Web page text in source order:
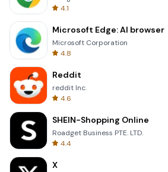
4.1
Microsoft Edge: AI browser
Microsoft Corporation
4.8
Reddit
reddit Inc.
4.6
SHEIN-Shopping Online
Roadget Business PTE. LTD.
4.4
X